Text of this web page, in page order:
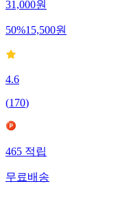
31,000원
50%15,500원
4.6
(170)
465적립
무료배송